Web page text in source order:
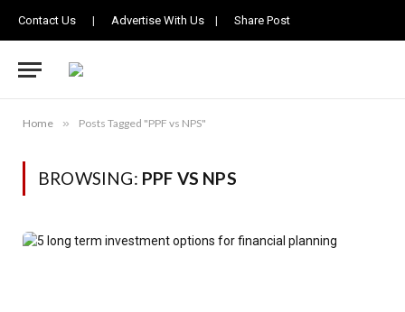
Contact Us | Advertise With Us | Share Post
Home » Posts Tagged "PPF vs NPS"
BROWSING: PPF VS NPS